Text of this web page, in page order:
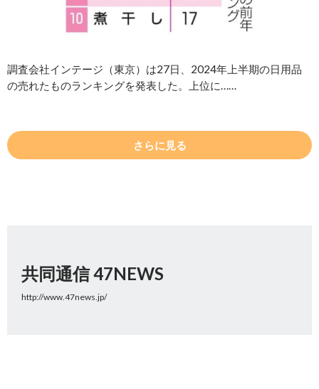
調査会社インテージ（東京）は27日、2024年上半期の日用品
の売れたものランキングを発表した。上位に……
さらに見る
共同通信 47NEWS
http://www.47news.jp/